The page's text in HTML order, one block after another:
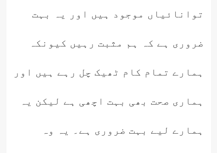
توانائیاں موجود ہیں اور یہ بہت
ضروری ہے کہ ہم مثبت رہیں کیونکہ
ہمارے تمام کام ٹھیک چل رہے ہیں اور
ہماری صحت بھی بہت اچھی ہے لیکن یہ
ہمارے لیے بہت ضروری ہے۔ یہ وہ